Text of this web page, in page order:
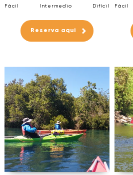
Fácil Intermedio Difícil
Reserva aqui
Fácil